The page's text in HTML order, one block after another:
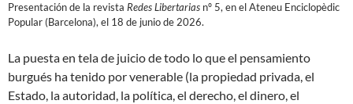
Presentación de la revista Redes Libertarias nº 5, en el Ateneu Enciclopèdic
Popular (Barcelona), el 18 de junio de 2026.
La puesta en tela de juicio de todo lo que el pensamiento
burgués ha tenido por venerable (la propiedad privada, el
Estado, la autoridad, la política, el derecho, el dinero, el